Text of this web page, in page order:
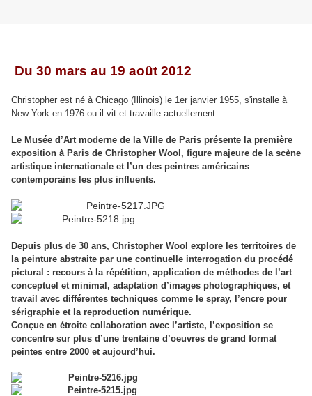
Du 30 mars au 19 août 2012
Christopher est né à Chicago (Illinois) le 1er janvier 1955, s'installe à
New York en 1976 ou il vit et travaille actuellement.
Le Musée d’Art moderne de la Ville de Paris présente la première
exposition à Paris de Christopher Wool, figure majeure de la scène
artistique internationale et l’un des peintres américains
contemporains les plus influents.
Depuis plus de 30 ans, Christopher Wool explore les territoires de
la peinture abstraite par une continuelle interrogation du procédé
pictural : recours à la répétition, application de méthodes de l’art
conceptuel et minimal, adaptation d’images photographiques, et
travail avec différentes techniques comme le spray, l’encre pour
sérigraphie et la reproduction numérique.
Conçue en étroite collaboration avec l’artiste, l’exposition se
concentre sur plus d’une trentaine d’oeuvres de grand format
peintes entre 2000 et aujourd’hui.